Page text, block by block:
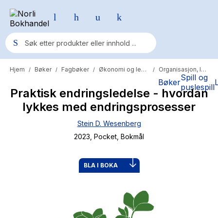
BøkerSpill og
puslespill
Populære søk
Pokemon
One piece
Fury Bound - Sable Sorensen
Hjem / Bøker / Fagbøker / Økonomi og ledelse / Organisasjon, ledelse og administrasjon
Praktisk endringsledelse - hvordan
lykkes med endringsprosesser
Stein D. Wesenberg
2023 , Pocket , Bokmål
BLA I BOKA